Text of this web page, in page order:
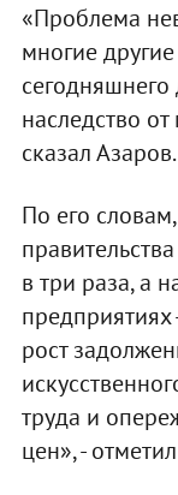
«Проблема
многие
наследство
сказал Азаров.
По его
в три раза, а
предприятиях
рост
труда и
цен», -